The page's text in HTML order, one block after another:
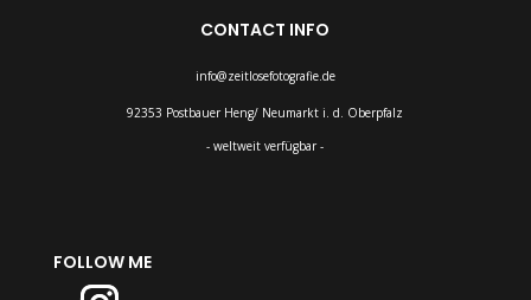
CONTACT INFO
info@zeitlosefotografie.de
92353 Postbauer Heng/ Neumarkt i. d. Oberpfalz
- weltweit verfügbar -
FOLLOW ME